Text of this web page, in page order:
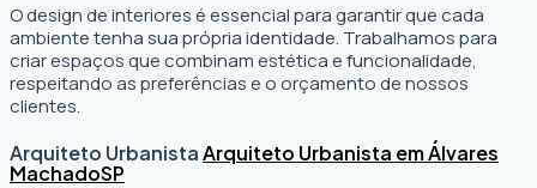
O design de interiores é essencial para garantir que cada
ambiente tenha sua própria identidade. Trabalhamos para
criar espaços que combinam estética e funcionalidade,
respeitando as preferências e o orçamento de nossos
clientes.
Arquiteto UrbanistaArquiteto Urbanista em Álvares
MachadoSP